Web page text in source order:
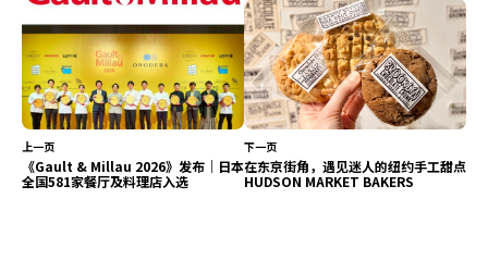
上一页
《Gault & Millau 2026》发布｜日本
全国581家餐厅及料理店入选
下一页
在东京街角，遇见迷人的纽约手工甜点
HUDSON MARKET BAKERS